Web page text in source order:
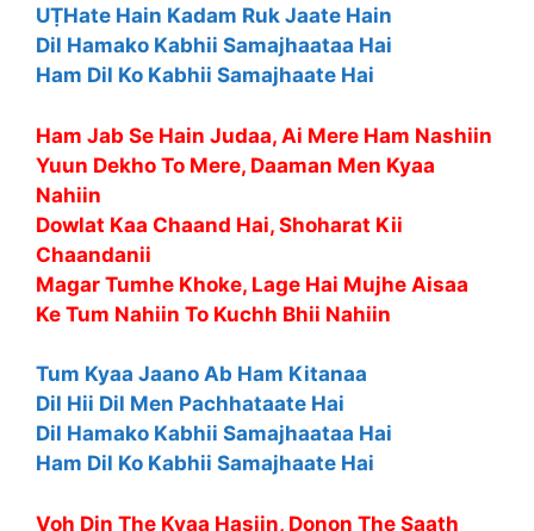
UṬHate Hain Kadam Ruk Jaate Hain
Dil Hamako Kabhii Samajhaataa Hai
Ham Dil Ko Kabhii Samajhaate Hai
Ham Jab Se Hain Judaa, Ai Mere Ham Nashiin
Yuun Dekho To Mere, Daaman Men Kyaa
Nahiin
Dowlat Kaa Chaand Hai, Shoharat Kii
Chaandanii
Magar Tumhe Khoke, Lage Hai Mujhe Aisaa
Ke Tum Nahiin To Kuchh Bhii Nahiin
Tum Kyaa Jaano Ab Ham Kitanaa
Dil Hii Dil Men Pachhataate Hai
Dil Hamako Kabhii Samajhaataa Hai
Ham Dil Ko Kabhii Samajhaate Hai
Voh Din The Kyaa Hasiin, Donon The Saath